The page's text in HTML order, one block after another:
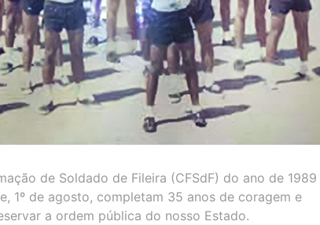
de Soldado de Fileira (CFSdF) do ano de 1989
1º de agosto, completam 35 anos de coragem e
a ordem pública do nosso Estado.